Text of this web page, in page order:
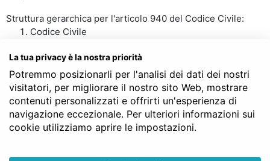
Struttura gerarchica per l'articolo 940 del Codice Civile:
Codice Civile
TITOLO II - Della proprietà
Capo III - Dei modi di acquisto della proprietà
Sezione II - Dell’accessione, della specificazione,
dell’unione e della commistione
Art. 940
La tua privacy è la nostra priorità
Potremmo posizionarli per l'analisi dei dati dei nostri
visitatori, per migliorare il nostro sito Web, mostrare
contenuti personalizzati e offrirti un'esperienza di
navigazione eccezionale. Per ulteriori informazioni sui
cookie utilizziamo aprire le impostazioni.